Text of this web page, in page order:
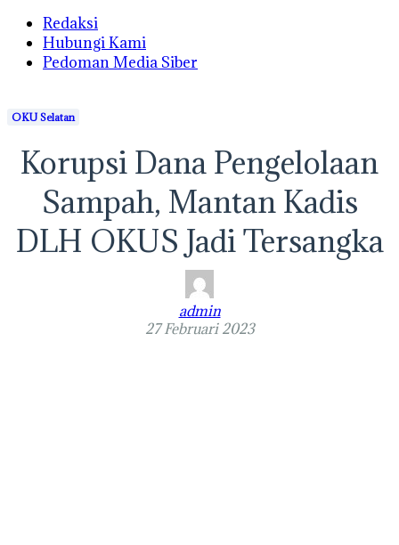
Redaksi
Hubungi Kami
Pedoman Media Siber
OKU Selatan
Korupsi Dana Pengelolaan
Sampah, Mantan Kadis
DLH OKUS Jadi Tersangka
admin
27 Februari 2023